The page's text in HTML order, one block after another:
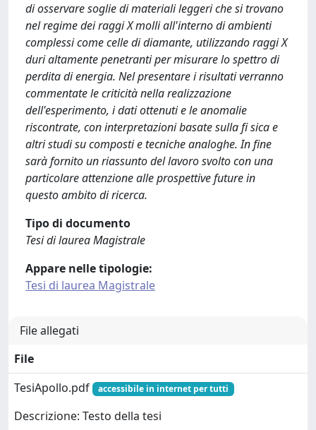
di osservare soglie di materiali leggeri che si trovano
nel regime dei raggi X molli all'interno di ambienti
complessi come celle di diamante, utilizzando raggi X
duri altamente penetranti per misurare lo spettro di
perdita di energia. Nel presentare i risultati verranno
commentate le criticità nella realizzazione
dell'esperimento, i dati ottenuti e le anomalie
riscontrate, con interpretazioni basate sulla fi sica e
altri studi su composti e tecniche analoghe. In fine
sarà fornito un riassunto del lavoro svolto con una
particolare attenzione alle prospettive future in
questo ambito di ricerca.
Tipo di documento
Tesi di laurea Magistrale
Appare nelle tipologie:
Tesi di laurea Magistrale
File allegati
File
TesiApollo.pdf
accessibile in internet per tutti
Descrizione: Testo della tesi